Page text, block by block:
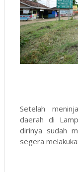
Setelah
daerah di
dirinya sudah
segera